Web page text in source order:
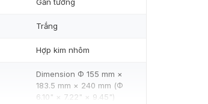
Trắng
Hợp kim nhôm
Dimension Φ 155 mm ×
183.5 mm × 240 mm (Φ
6.10" × 7.22" × 9.45")